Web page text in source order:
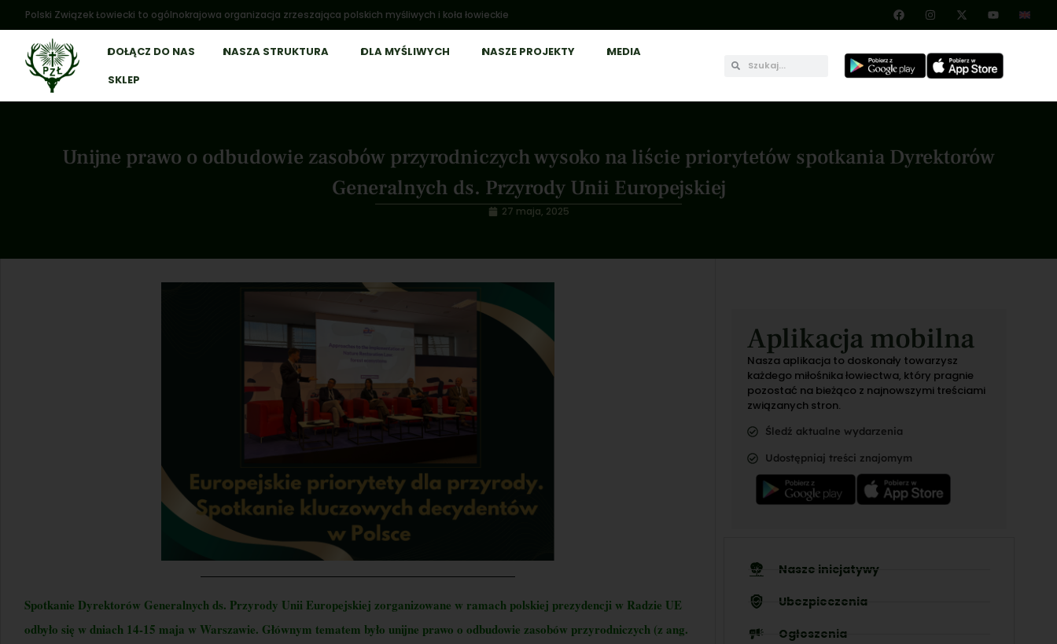
Polski Związek Łowiecki to ogólnokrajowa organizacja zrzeszająca polskich myśliwych i koła łowieckie
DOŁĄCZ DO NAS NASZA STRUKTURA DLA MYŚLIWYCH NASZE PROJEKTY
MEDIA
SKLEP
Unijne prawo o odbudowie zasobów przyrodniczych wysoko na liście priorytetów spotkania Dyrektorów
Generalnych ds. Przyrody Unii Europejskiej
27 maja, 2025
Spotkanie Dyrektorów Generalnych ds. Przyrody Unii Europejskiej zorganizowane w ramach polskiej prezydencji w Radzie UE
odbyło się w dniach 14-15 maja w Warszawie. Głównym tematem było unijne prawo o odbudowie zasobów przyrodniczych (z ang.
Aplikacja mobilna
Nasza aplikacja to doskonały towarzysz
każdego miłośnika łowiectwa, który pragnie
pozostać na bieżąco z najnowszymi treściami
związanych stron.
Śledź aktualne wydarzenia
Udostępniaj treści znajomym
Nasze inicjatywy
Ubezpieczenia
Ogłoszenia